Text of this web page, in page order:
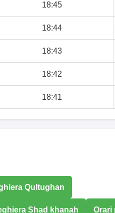
18:45
18:44
18:43
18:42
18:41
Qultughan
Shad khanah Orari